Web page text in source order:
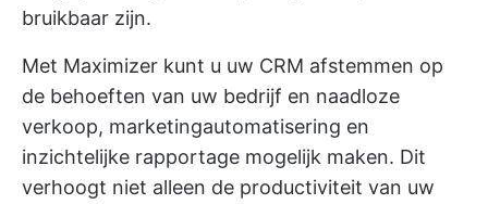
bruikbaar zijn.
Met Maximizer kunt u uw CRM afstemmen op
de behoeften van uw bedrijf en naadloze
verkoop, marketingautomatisering en
inzichtelijke rapportage mogelijk maken. Dit
verhoogt niet alleen de productiviteit van uw